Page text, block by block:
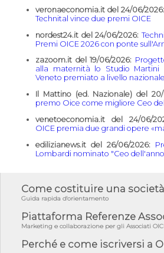
veronaeconomia.it del 24/06/2026:
Technital vince due premi OICE
nordest24.it del 24/06/2026:
Premi OICE 2026 con ponte
zazoom.it del 19/06/2026:
alla maternità lo Studio Martini
Veneto premiato a livello nazionale
Il Mattino (ed. Nazionale) del 20/
premo Oice come migliore Ceo
venetoeconomia.it del 24/06/
OICE premia due grandi opere
edilizianews.it del 26/06/2026:
Lombardi nominato "Ceo
Come costituire una società
Guida rapida d'orientamento
Piattaforma Referenze
Marketing e collaborazione per gli Associati
Perché e come iscriversi a